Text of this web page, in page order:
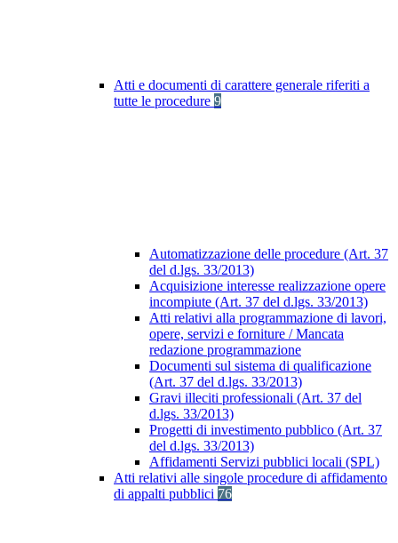
Atti e documenti di carattere generale riferiti a
tutte le procedure 9
Automatizzazione delle procedure (Art. 37
del d.lgs. 33/2013)
Acquisizione interesse realizzazione opere
incompiute (Art. 37 del d.lgs. 33/2013)
Atti relativi alla programmazione di lavori,
opere, servizi e forniture / Mancata
redazione programmazione
Documenti sul sistema di qualificazione
(Art. 37 del d.lgs. 33/2013)
Gravi illeciti professionali (Art. 37 del
d.lgs. 33/2013)
Progetti di investimento pubblico (Art. 37
del d.lgs. 33/2013)
Affidamenti Servizi pubblici locali (SPL)
Atti relativi alle singole procedure di affidamento
di appalti pubblici 76